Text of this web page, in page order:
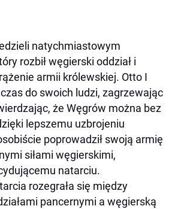
natychmiastowym
rozbił węgierski oddział i
armii królewskiej. Otto I
do swoich ludzi, zagrzewając
że Węgrów można bez
lepszemu uzbrojeniu
poprowadził swoją armię
siłami węgierskimi,
natarciu.
rozegrała się między
pancernymi a węgierską